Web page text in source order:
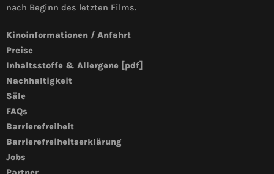
nach Beginn des letzten Films.
Kinoinformationen / Anfahrt
Preise
Inhaltsstoffe & Allergene [pdf]
Nachhaltigkeit
Säle
FAQs
Barrierefreiheit
Barrierefreiheitserklärung
Jobs